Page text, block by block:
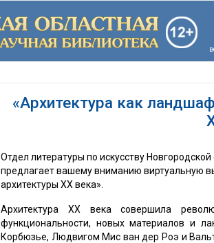
«Архитектура как
Отдел литературы по искусству
предлагает вашему вниманию виртуальную
архитектуры XX века».
Архитектура XX века совершила
функциональности, новых материалов и
Корбюзье, Людвигом Мис ван дер Роэ и